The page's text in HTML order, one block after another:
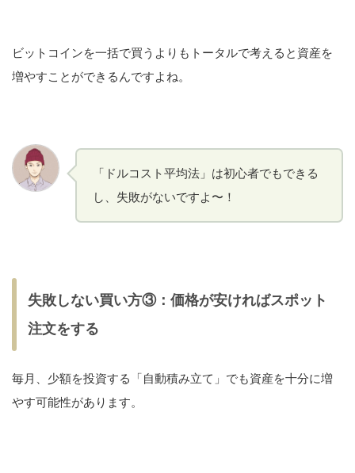
ビットコインを一括で買うよりもトータルで考えると資産を
増やすことができるんですよね。
「ドルコスト平均法」は初心者でもできる
し、失敗がないですよ〜！
失敗しない買い方③：価格が安ければスポット
注文をする
毎月、少額を投資する「自動積み立て」でも資産を十分に増
やす可能性があります。